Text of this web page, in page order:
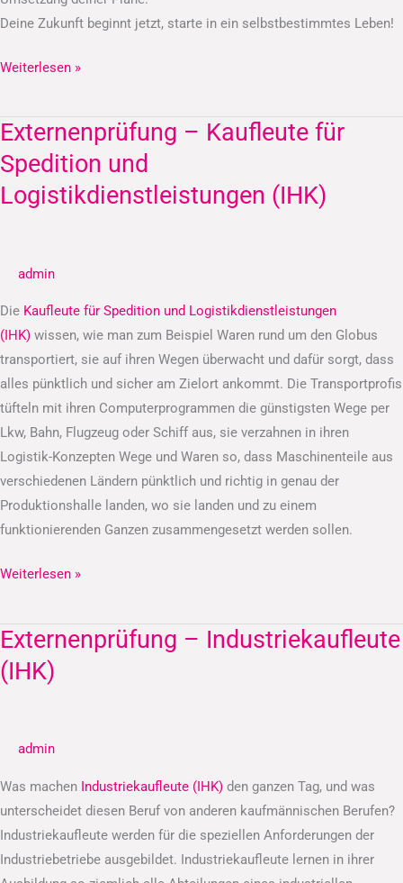
Deine Zukunft beginnt jetzt, starte in ein selbstbestimmtes Leben!
Weiterlesen »
Externenprüfung – Kaufleute für
Spedition und
Logistikdienstleistungen (IHK)
admin
Die Kaufleute für Spedition und Logistikdienstleistungen
(IHK) wissen, wie man zum Beispiel Waren rund um den Globus
transportiert, sie auf ihren Wegen überwacht und dafür sorgt, dass
alles pünktlich und sicher am Zielort ankommt. Die Transportprofis
tüfteln mit ihren Computerprogrammen die günstigsten Wege per
Lkw, Bahn, Flugzeug oder Schiff aus, sie verzahnen in ihren
Logistik-Konzepten Wege und Waren so, dass Maschinenteile aus
verschiedenen Ländern pünktlich und richtig in genau der
Produktionshalle landen, wo sie landen und zu einem
funktionierenden Ganzen zusammengesetzt werden sollen.
Externenprüfung
–
Kaufleute
für
Logistikdienstleistungen
Weiterlesen »
Externenprüfung – Industriekaufleute
(IHK)
admin
Was machen Industriekaufleute (IHK) den ganzen Tag, und was
unterscheidet diesen Beruf von anderen kaufmännischen Berufen?
Industriekaufleute werden für die speziellen Anforderungen der
Industriebetriebe ausgebildet. Industriekaufleute lernen in ihrer
Externenprüfung
–
Industriekaufleute